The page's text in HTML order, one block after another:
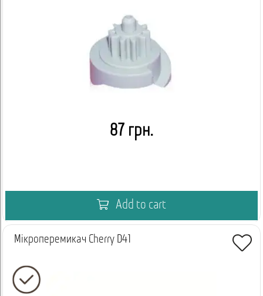
87 грн.
Add to cart
Мікроперемикач Cherry D41